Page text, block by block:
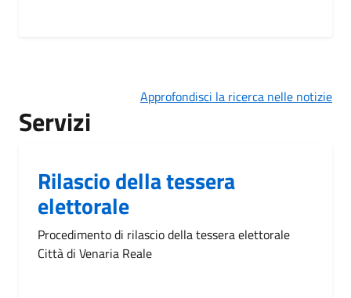
Approfondisci la ricerca nelle notizie
Servizi
Rilascio della tessera
elettorale
Procedimento di rilascio della tessera elettorale
Città di Venaria Reale